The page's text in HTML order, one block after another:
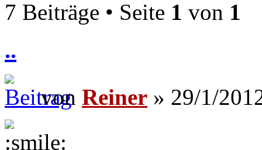
7 Beiträge • Seite 1 von 1
..
von Reiner » 29/1/